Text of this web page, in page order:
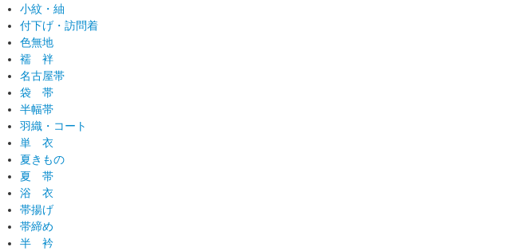
小紋・紬
付下げ・訪問着
色無地
襦 袢
名古屋帯
袋 帯
半幅帯
羽織・コート
単 衣
夏きもの
夏 帯
浴 衣
帯揚げ
帯締め
半 衿